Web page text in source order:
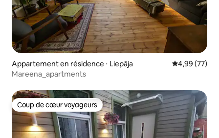
Appartement en résidence ⋅ Liepāja Évaluation
4,99 (77)
Mareena_apartments
Coup de cœur voyageurs
Coup de cœur voyageurs